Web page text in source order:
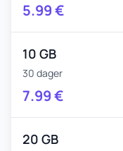
5.99€
10 GB
30 dager
7.99€
20 GB